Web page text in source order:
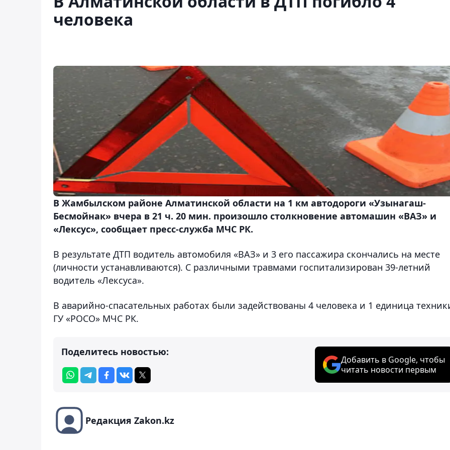
человека
В Жамбылском районе Алматинской области на 1 км автодороги «Узынагаш-
Бесмойнак» вчера в 21 ч. 20 мин. произошло столкновение автомашин «ВАЗ» и
«Лексус», сообщает пресс-служба МЧС РК.
В результате ДТП водитель автомобиля «ВАЗ» и 3 его пассажира скончались на месте
(личности устанавливаются). С различными травмами госпитализирован 39-летний
водитель «Лексуса».
В аварийно-спасательных работах были задействованы 4 человека и 1 единица
ГУ «РОСО» МЧС РК.
Поделитесь новостью:
Добавить в Google, чтобы
читать новости первым
Редакция Zakon.kz